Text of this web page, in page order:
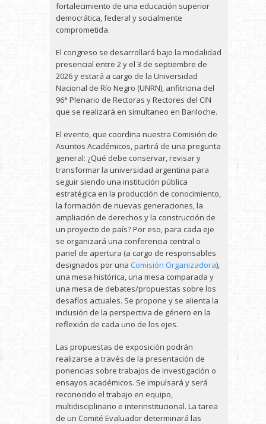
fortalecimiento de una educación superior
democrática, federal y socialmente
comprometida.
El congreso se desarrollará bajo la modalidad
presencial entre 2 y el 3 de septiembre de
2026 y estará a cargo de la Universidad
Nacional de Río Negro (UNRN), anfitriona del
96° Plenario de Rectoras y Rectores del CIN
que se realizará en simultaneo en Bariloche.
El evento, que coordina nuestra Comisión de
Asuntos Académicos, partirá de una pregunta
general: ¿Qué debe conservar, revisar y
transformar la universidad argentina para
seguir siendo una institución pública
estratégica en la producción de conocimiento,
la formación de nuevas generaciones, la
ampliación de derechos y la construcción de
un proyecto de país? Por eso, para cada eje
se organizará una conferencia central o
panel de apertura (a cargo de responsables
designados por una Comisión Organizadora),
una mesa histórica, una mesa comparada y
una mesa de debates/propuestas sobre los
desafíos actuales. Se propone y se alienta la
inclusión de la perspectiva de género en la
reflexión de cada uno de los ejes.
Las propuestas de exposición podrán
realizarse a través de la presentación de
ponencias sobre trabajos de investigación o
ensayos académicos. Se impulsará y será
reconocido el trabajo en equipo,
multidisciplinario e interinstitucional. La tarea
de un Comité Evaluador determinará las